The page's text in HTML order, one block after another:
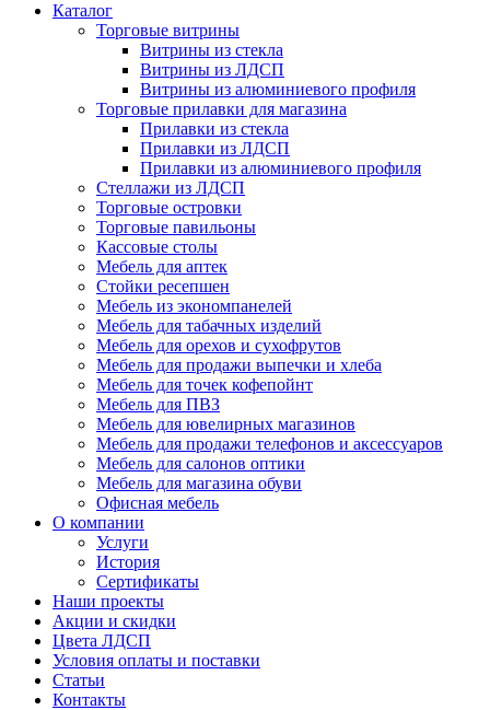
Каталог
Торговые витрины
Витрины из cтекла
Витрины из ЛДСП
Витрины из алюминиевого профиля
Торговые прилавки для магазина
Прилавки из стекла
Прилавки из ЛДСП
Прилавки из алюминиевого профиля
Стеллажи из ЛДСП
Торговые островки
Торговые павильоны
Кассовые столы
Мебель для аптек
Стойки ресепшен
Мебель из экономпанелей
Мебель для табачных изделий
Мебель для орехов и сухофрутов
Мебель для продажи выпечки и хлеба
Мебель для точек кофепойнт
Мебель для ПВЗ
Мебель для ювелирных магазинов
Мебель для продажи телефонов и аксессуаров
Мебель для салонов оптики
Мебель для магазина обуви
Офисная мебель
О компании
Услуги
История
Сертификаты
Наши проекты
Акции и скидки
Цвета ЛДСП
Условия оплаты и поставки
Статьи
Контакты